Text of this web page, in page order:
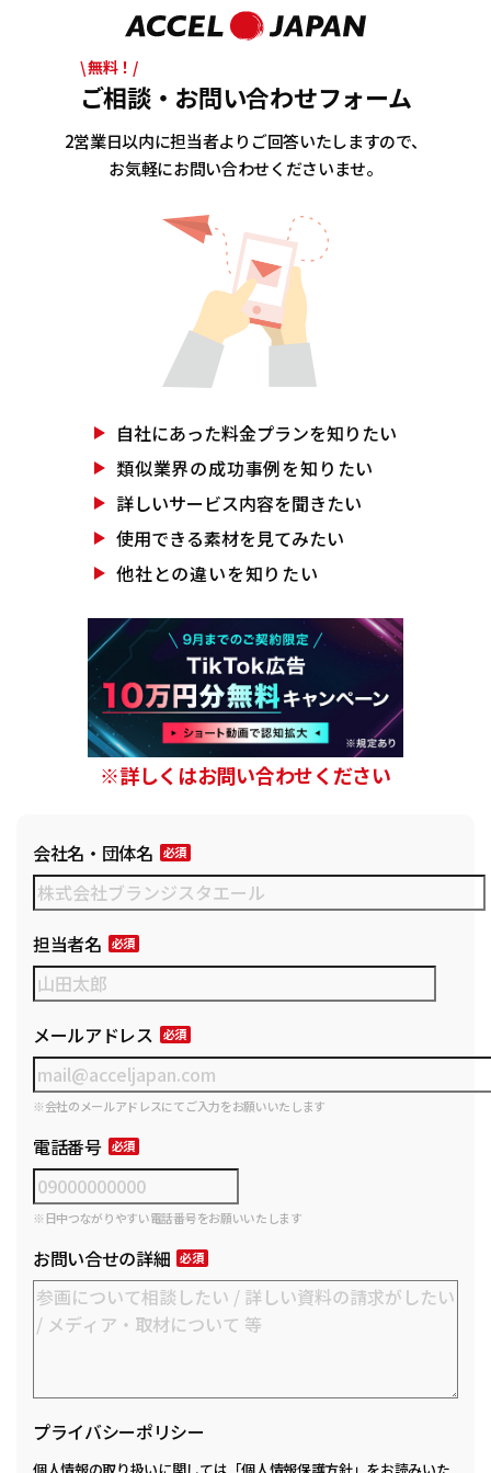
\ 無料！/
ご相談・お問い合わせフォーム
2営業日以内に担当者よりご回答いたしますので、
お気軽にお問い合わせくださいませ。
自社にあった料金プランを知りたい
類似業界の成功事例を知りたい
詳しいサービス内容を聞きたい
使用できる素材を見てみたい
他社との違いを知りたい
※詳しくはお問い合わせください
会社名・団体名
担当者名
メールアドレス
※会社のメールアドレスにてご入力をお願いいたします
電話番号
※日中つながりやすい電話番号をお願いいたします
お問い合せの詳細
プライバシーポリシー